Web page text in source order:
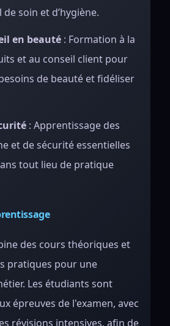
soin et d’hygiène.
en beauté : Formation à la
et au conseil client pour
de beauté et fidéliser
: Apprentissage des
et de sécurité essentielles
tout lieu de pratique
des cours théoriques et
pratiques pour une
Les étudiants sont
épreuves de l'examen, avec
révisions intensives, afin de